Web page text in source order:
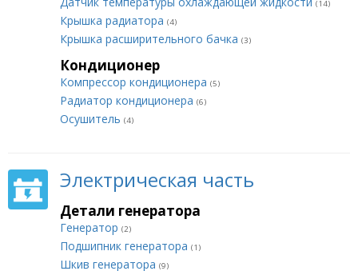
(14)
Крышка радиатора (4)
Крышка расширительного бачка (3)
Кондиционер
Компрессор кондиционера (5)
Радиатор кондиционера (6)
Осушитель (4)
Электрическая часть
Детали генератора
Генератор (2)
Подшипник генератора (1)
Шкив генератора (9)